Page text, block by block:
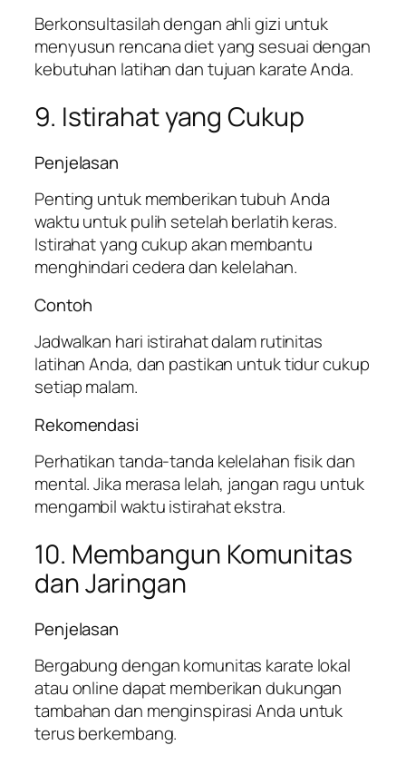
Berkonsultasilah dengan ahli gizi untuk
menyusun rencana diet yang sesuai dengan
kebutuhan latihan dan tujuan karate Anda.
9. Istirahat yang Cukup
Penjelasan
Penting untuk memberikan tubuh Anda
waktu untuk pulih setelah berlatih keras.
Istirahat yang cukup akan membantu
menghindari cedera dan kelelahan.
Contoh
Jadwalkan hari istirahat dalam rutinitas
latihan Anda, dan pastikan untuk tidur cukup
setiap malam.
Rekomendasi
Perhatikan tanda-tanda kelelahan fisik dan
mental. Jika merasa lelah, jangan ragu untuk
mengambil waktu istirahat ekstra.
10. Membangun Komunitas
dan Jaringan
Penjelasan
Bergabung dengan komunitas karate lokal
atau online dapat memberikan dukungan
tambahan dan menginspirasi Anda untuk
terus berkembang.